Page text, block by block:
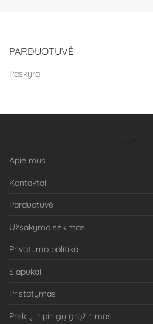
PARDUOTUVĖ
Paskyra
Apie mus
Kontaktai
Parduotuvė
Užsakymo sekimas
Privatumo politika
Slapukai
Pristatymas
Prekių ir pinigų grąžinimas